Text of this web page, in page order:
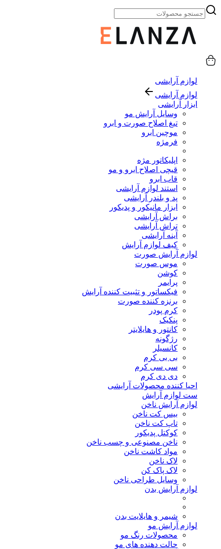
لوازم آرایشی
لوازم آرایشی
ابزار آرایشی
وسایل آرایش مو
تیغ اصلاح صورت و ابرو
موچین ابرو
فرمژه
اپلیکاتور مژه
قیچی اصلاح ابرو و مو
قاب ابرو
استند لوازم آرایشی
پد و بلندر آرایشی
ابزار مانیکور و پدیکور
براش آرایشی
تراش آرایشی
آینه آرایشی
کیف لوازم آرایش
لوازم آرایش صورت
موس صورت
کوشن
پرایمر
فیکساتور و تثبیت کننده آرایش
برنزه کننده صورت
کرم پودر
پنکیک
کانتور و هایلایتر
رژگونه
کانسیلر
بی بی کرم
سی سی کرم
دی دی کرم
احیا کننده محصولات آرایشی
ست لوازم آرایش
لوازم آرایش ناخن
بیس کت ناخن
تاپ کت ناخن
کوکتل پدیکور
ناخن مصنوعی و چسب ناخن
مواد کاشت ناخن
لاک ناخن
لاک پاک کن
وسایل طراحی ناخن
لوازم آرایش بدن
شیمر و هایلایت بدن
لوازم آرایش مو
محصولات رنگ مو
حالت دهنده های مو